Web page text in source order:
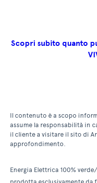
Scopri subito quanto
Il contenuto è a scopo
assume la responsabilità in
il cliente a visitare il sito di
approfondimento.
Energia Elettrica 100%